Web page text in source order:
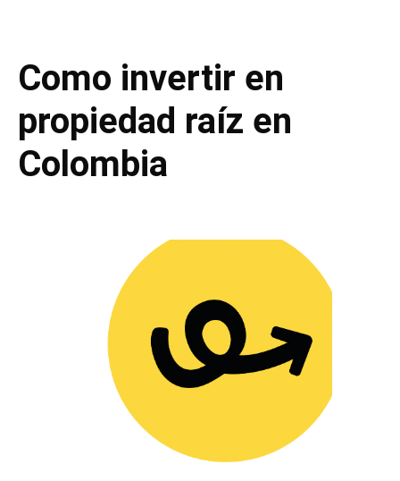
Como invertir en
propiedad raíz en
Co ombia